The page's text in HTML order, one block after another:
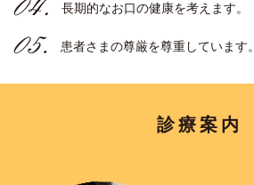
長期的なお口の健康を考えます。
患者さまの尊厳を尊重しています。
診療案内